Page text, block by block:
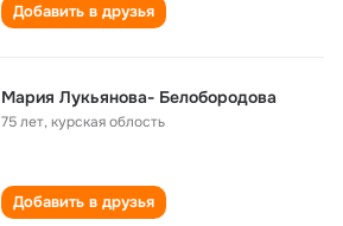
Добавить в друзья
Мария Лукьянова- Белобородова
75 лет,курская облость
Добавить в друзья